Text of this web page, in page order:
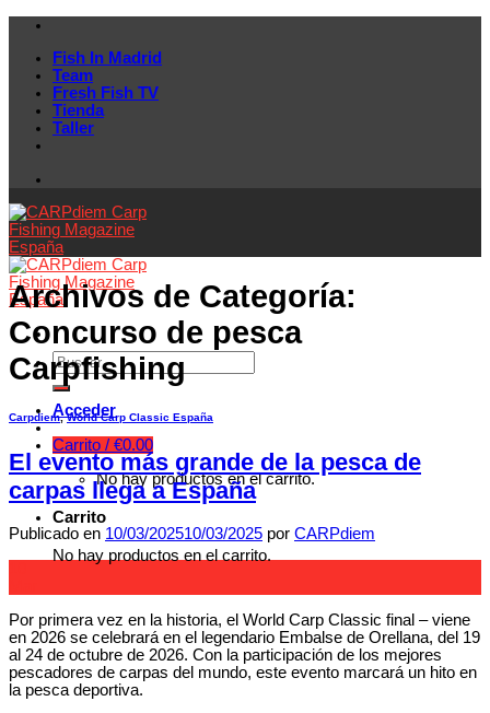
Skip
contentFish In Madrid
Team
Fresh Fish TV
Tienda
Taller
Acceder
Carrito / €0.00
No hay productos en el carrito.
Carrito
No hay productos en el carrito.
Archivos de Categoría:
Concurso de pesca
Carpfishing
Carpdiem,World Carp Classic España
El evento más grande de la pesca de
carpas llega a España
Publicado en 10/03/202510/03/2025 por CARPdiem
Por primera vez en la historia, el World Carp Classic final – viene
en 2026 se celebrará en el legendario Embalse de Orellana, del 19
al 24 de octubre de 2026. Con la participación de los mejores
pescadores de carpas del mundo, este evento marcará un hito en
la pesca deportiva.